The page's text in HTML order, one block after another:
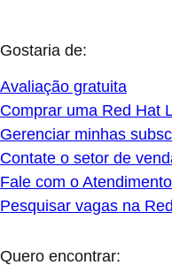
Gostaria de:
Avaliação gratuita
Comprar uma Red Hat
Gerenciar minhas
Contate o setor de
Fale com o
Pesquisar vagas na
Quero encontrar: